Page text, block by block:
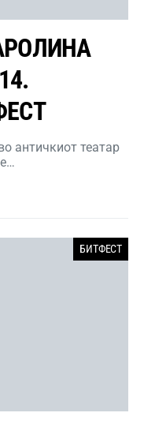
античкиот театар
БИТФЕСТ